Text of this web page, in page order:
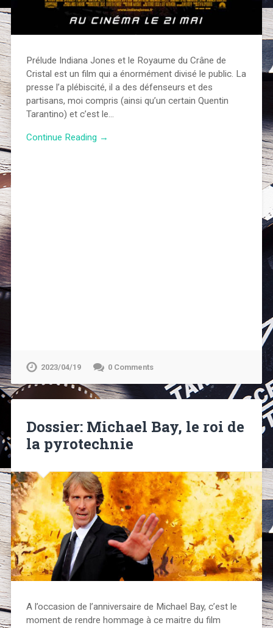
Prélude Indiana Jones et le Royaume du Crâne de
Cristal est un film qui a énormément divisé le public. La
presse l’a plébiscité, il a des défenseurs et des
partisans, moi compris (ainsi qu’un certain Quentin
Tarantino) et c’est le…
Continue Reading →
2023/04/19 0 Comments
Dossier: Michael Bay, le roi de
la pyrotechnie
A l’occasion de l’anniversaire de Michael Bay, c’est le
moment de rendre hommage à ce maitre du film